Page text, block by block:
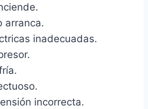
arranca.
inadecuadas.
incorrecta.